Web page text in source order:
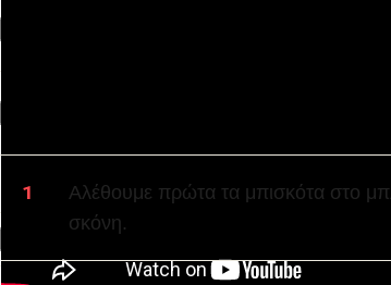
Αλέθουμε πρώτα τα μπισκότα στο
σκόνη.